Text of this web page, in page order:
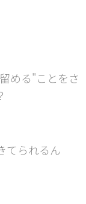
める"ことをさ
てられるん